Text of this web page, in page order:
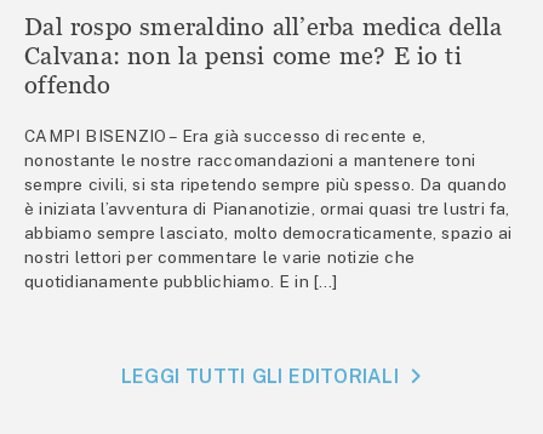
Dal rospo smeraldino all’erba medica della
Calvana: non la pensi come me? E io ti
offendo
CAMPI BISENZIO – Era già successo di recente e,
nonostante le nostre raccomandazioni a mantenere toni
sempre civili, si sta ripetendo sempre più spesso. Da quando
è iniziata l’avventura di Piananotizie, ormai quasi tre lustri fa,
abbiamo sempre lasciato, molto democraticamente, spazio ai
nostri lettori per commentare le varie notizie che
quotidianamente pubblichiamo. E in […]
LEGGI TUTTI GLI EDITORIALI